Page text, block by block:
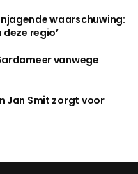
waarschuwing:
regio’
vanwege
Jan Smit zorgt voor